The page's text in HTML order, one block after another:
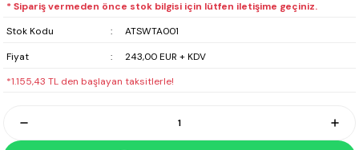
* Sipariş vermeden önce stok bilgisi için lütfen iletişime geçiniz.
Stok Kodu
ATSWTA001
Fiyat
243,00 EUR + KDV
*1.155,43 TL den başlayan taksitlerle!